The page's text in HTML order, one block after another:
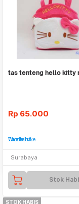
tas tenteng hello kitty
Rp 65.000
Tambah ke Watchlist
Surabaya
Stok
STOK HABIS